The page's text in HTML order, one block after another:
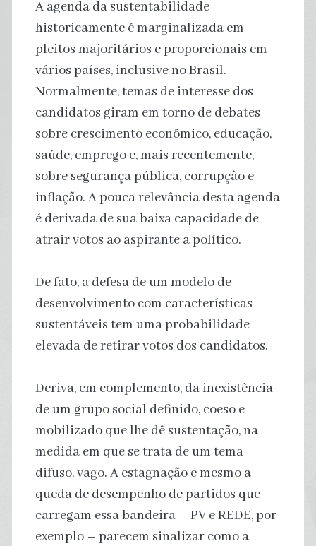
A agenda da sustentabilidade
historicamente é marginalizada em
pleitos majoritários e proporcionais em
vários países, inclusive no Brasil.
Normalmente, temas de interesse dos
candidatos giram em torno de debates
sobre crescimento econômico, educação,
saúde, emprego e, mais recentemente,
sobre segurança pública, corrupção e
inflação. A pouca relevância desta agenda
é derivada de sua baixa capacidade de
atrair votos ao aspirante a político.
De fato, a defesa de um modelo de
desenvolvimento com características
sustentáveis tem uma probabilidade
elevada de retirar votos dos candidatos.
Deriva, em complemento, da inexistência
de um grupo social definido, coeso e
mobilizado que lhe dê sustentação, na
medida em que se trata de um tema
difuso, vago. A estagnação e mesmo a
queda de desempenho de partidos que
carregam essa bandeira – PV e REDE, por
exemplo – parecem sinalizar como a